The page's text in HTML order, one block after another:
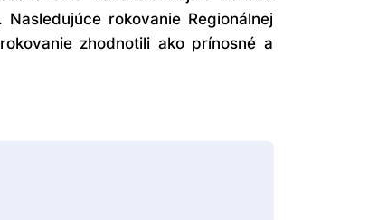
rokovanie Regionálnej
zhodnotili ako prínosné a